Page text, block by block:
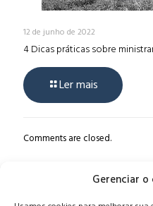
Gerenciar
12 de junho de 2022
4 Dicas práticas sobre
Ler mais
Comments are closed.
Alameda Oscar Niemeyer,